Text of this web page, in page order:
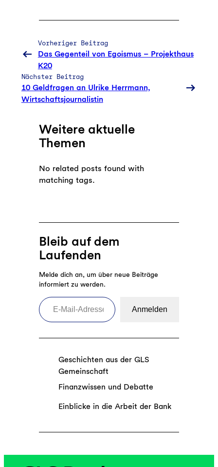
Vorheriger Beitrag
Das Gegenteil von Egoismus – Projekthaus
K20
Nächster Beitrag
10 Geldfragen an Ulrike Herrmann,
Wirtschaftsjournalistin
Weitere aktuelle
Themen
No related posts found with
matching tags.
Bleib auf dem
Laufenden
Melde dich an, um über neue Beiträge
informiert zu werden.
E-Mail-Adresse eingeben
Anmelden
Geschichten aus der GLS
Gemeinschaft
Finanzwissen und Debatte
Einblicke in die Arbeit der Bank